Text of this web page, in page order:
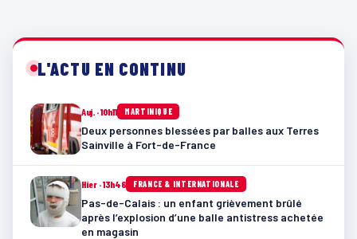
L'ACTU EN CONTINU
Auj. · 10h11 MARTINIQUE
Deux personnes blessées par balles aux Terres
Sainville à Fort-de-France
Hier · 13h46 FRANCE & INTERNATIONALE
Pas-de-Calais : un enfant grièvement brûlé
après l’explosion d’une balle antistress achetée
en magasin